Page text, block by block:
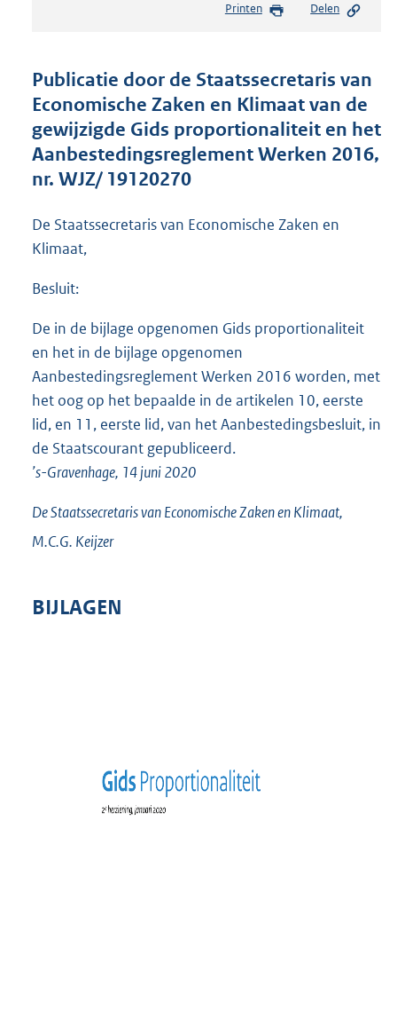
s
d
s
g
o
t
,
5
Printen Delen
Publicatie door de Staatssecretaris van
Economische Zaken en Klimaat van de
gewijzigde Gids proportionaliteit en het
Aanbestedingsreglement Werken 2016,
nr. WJZ/ 19120270
De Staatssecretaris van Economische Zaken en
Klimaat,
Besluit:
De in de bijlage opgenomen Gids proportionaliteit
en het in de bijlage opgenomen
Aanbestedingsreglement Werken 2016 worden, met
het oog op het bepaalde in de artikelen 10, eerste
lid, en 11, eerste lid, van het Aanbestedingsbesluit, in
de Staatscourant gepubliceerd.
’s-Gravenhage, 14 juni 2020
De Staatssecretaris van Economische Zaken en Klimaat,
M.C.G. Keijzer
BIJLAGEN